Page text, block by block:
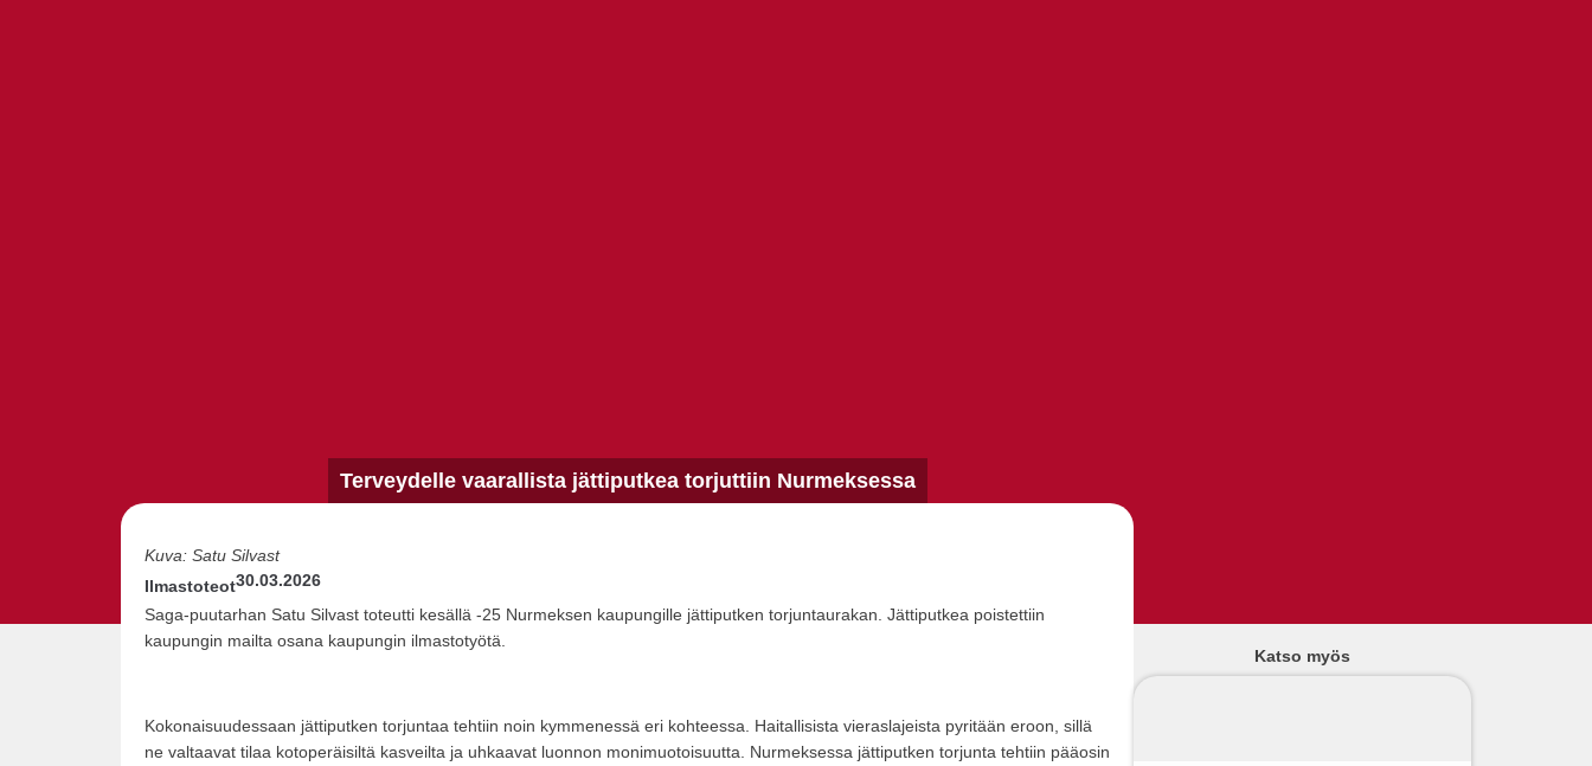
Terveydelle vaarallista jättiputkea torjuttiin Nurmeksessa
Kuva: Satu Silvast
Ilmastoteot30.03.2026
Saga-puutarhan Satu Silvast toteutti kesällä -25 Nurmeksen kaupungille jättiputken torjuntaurakan. Jättiputkea poistettiin
kaupungin mailta osana kaupungin ilmastotyötä.
Kokonaisuudessaan jättiputken torjuntaa tehtiin noin kymmenessä eri kohteessa. Haitallisista vieraslajeista pyritään eroon, sillä
ne valtaavat tilaa kotoperäisiltä kasveilta ja uhkaavat luonnon monimuotoisuutta. Nurmeksessa jättiputken torjunta tehtiin pääosin
Katso myös